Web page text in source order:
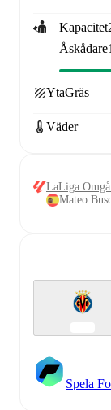
Kapacitet
Åskådare
YtaGräs
Väder
LaLiga
Mateo
Spela